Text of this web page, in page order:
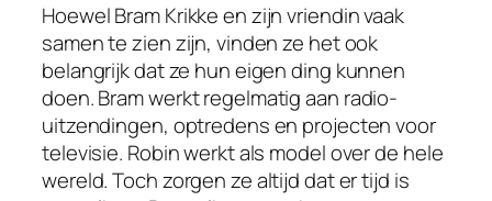
Hoewel Bram Krikke en zijn vriendin vaak
samen te zien zijn, vinden ze het ook
belangrijk dat ze hun eigen ding kunnen
doen. Bram werkt regelmatig aan radio-
uitzendingen, optredens en projecten voor
televisie. Robin werkt als model over de hele
wereld. Toch zorgen ze altijd dat er tijd is